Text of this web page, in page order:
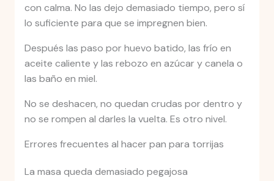
con calma. No las dejo demasiado tiempo, pero sí
lo suficiente para que se impregnen bien.
Después las paso por huevo batido, las frío en
aceite caliente y las rebozo en azúcar y canela o
las baño en miel.
No se deshacen, no quedan crudas por dentro y
no se rompen al darles la vuelta. Es otro nivel.
Errores frecuentes al hacer pan para torrijas
La masa queda demasiado pegajosa